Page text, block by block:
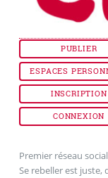
PUBLIER
ESPACES
INSCRIPTION
CONNEXION
Premier réseau
Se rebeller est juste,